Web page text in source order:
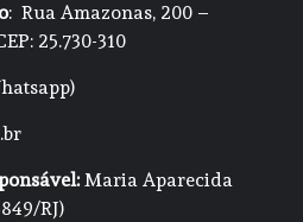
: Rua Amazonas, 200 –
25.730-310
Maria Aparecida
RJ)